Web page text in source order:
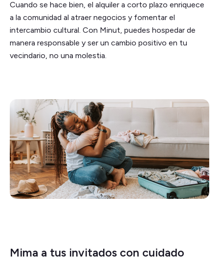
Cuando se hace bien, el alquiler a corto plazo enriquece
a la comunidad al atraer negocios y fomentar el
intercambio cultural. Con Minut, puedes hospedar de
manera responsable y ser un cambio positivo en tu
vecindario, no una molestia.
Mima a tus invitados con cuidado